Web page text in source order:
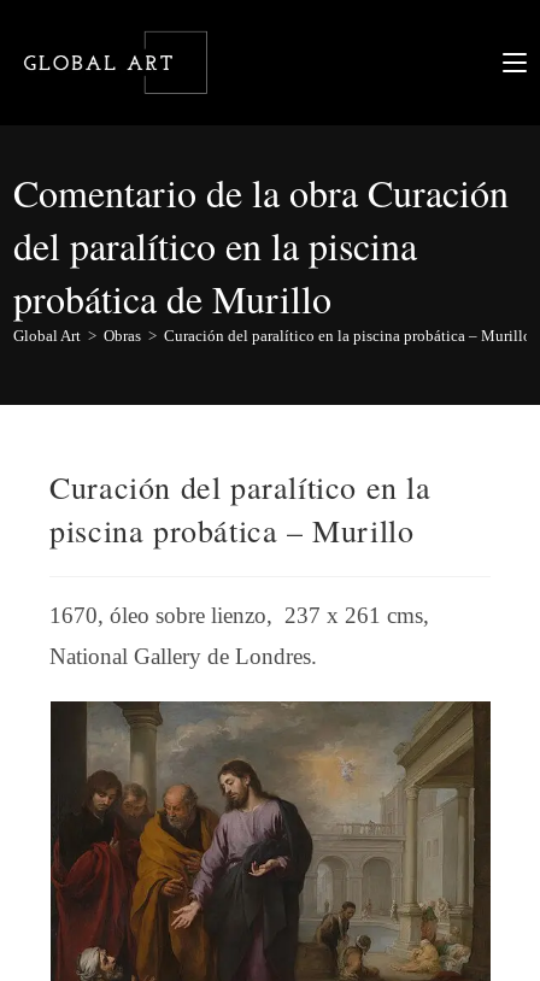
contenido
Comentario de la obra Curación
del paralítico en la piscina
probática de Murillo
Global Art > Obras > Curación del paralítico en la piscina probática – Murillo
Curación del paralítico en la
piscina probática – Murillo
1670, óleo sobre lienzo, 237 x 261 cms,
National Gallery de Londres.